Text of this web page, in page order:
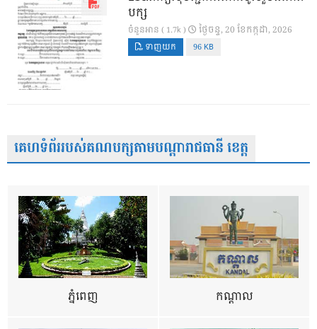
បក្ស
ចំនួនអាន ( 1.7k ) ថ្ងៃ​ចន្ទ, 20 ខែ​កក្កដា, 2026
ទាញយក 96 KB
គេហទំព័ររបស់គណបក្សតាមបណ្តារាជធានី ខេត្ត
ភ្នំពេញ កណ្តាល